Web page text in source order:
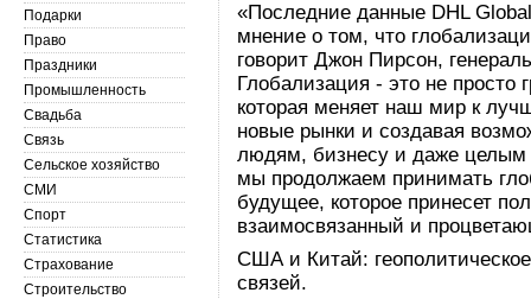
«Последние данные DHL
мнение о том, что
говорит Джон Пирсон,
Глобализация - это не просто
которая меняет наш мир к
новые рынки и создавая
людям, бизнесу и даже целым
мы продолжаем принимать
будущее, которое принесет
взаимосвязанный и
США и Китай:
связей.
Подарки
Право
Праздники
Промышленность
Свадьба
Связь
Сельское хозяйство
СМИ
Спорт
Статистика
Страхование
Строительство